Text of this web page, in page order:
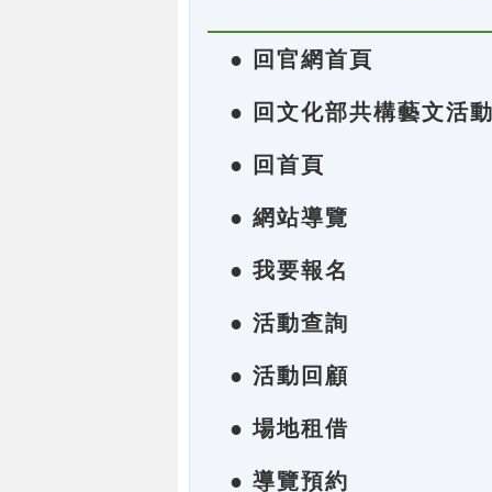
● 回官網首頁
● 回文化部共構藝文活
● 回首頁
● 網站導覽
● 我要報名
● 活動查詢
● 活動回顧
● 場地租借
● 導覽預約